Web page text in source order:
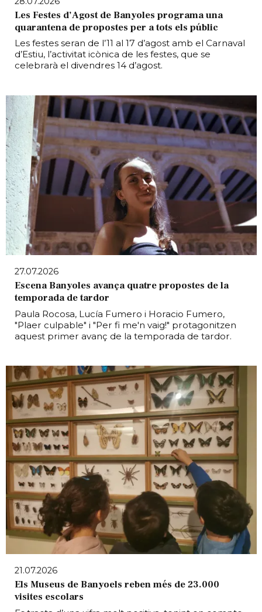
Les Festes d’Agost de Banyoles programa una
quarantena de propostes per a tots els públic
Les festes seran de l’11 al 17 d’agost amb el Carnaval
d’Estiu, l’activitat icònica de les festes, que se
celebrarà el divendres 14 d’agost.
27.07.2026
Escena Banyoles avança quatre propostes de la
temporada de tardor
Paula Rocosa, Lucía Fumero i Horacio Fumero,
"Plaer culpable" i "Per fi me'n vaig!" protagonitzen
aquest primer avanç de la temporada de tardor.
21.07.2026
Els Museus de Banyoels reben més de 23.000
visites escolars